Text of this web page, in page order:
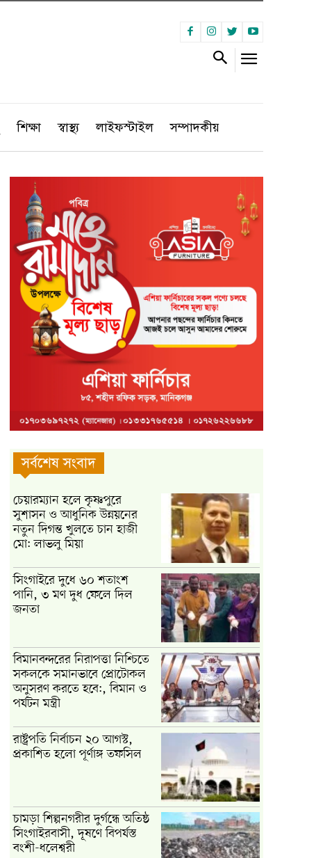
শিক্ষা স্বাস্থ্য লাইফস্টাইল সম্পাদকীয়
সর্বশেষ সংবাদ
চেয়ারম্যান হলে কৃষ্ণপুরে
সুশাসন ও আধুনিক উন্নয়নের
নতুন দিগন্ত খুলতে চান হাজী
মো: লাভলু মিয়া
সিংগাইরে দুধে ৬০ শতাংশ
পানি, ৩ মণ দুধ ফেলে দিল
জনতা
বিমানবন্দরের নিরাপত্তা নিশ্চিতে
সকলকে সমানভাবে প্রোটোকল
অনুসরণ করতে হবে:, বিমান ও
পর্যটন মন্ত্রী
রাষ্ট্রপতি নির্বাচন ২০ আগস্ট,
প্রকাশিত হলো পূর্ণাঙ্গ তফসিল
চামড়া শিল্পনগরীর দুর্গন্ধে অতিষ্ঠ
সিংগাইরবাসী, দূষণে বিপর্যস্ত
বংশী-ধলেশ্বরী